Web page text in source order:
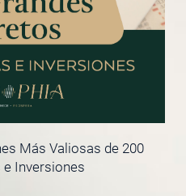
Más Valiosas de 200
e Inversiones